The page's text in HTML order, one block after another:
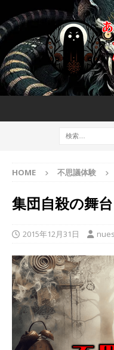
HOME 不思議体験
集団自殺の舞台
2015年12月31日